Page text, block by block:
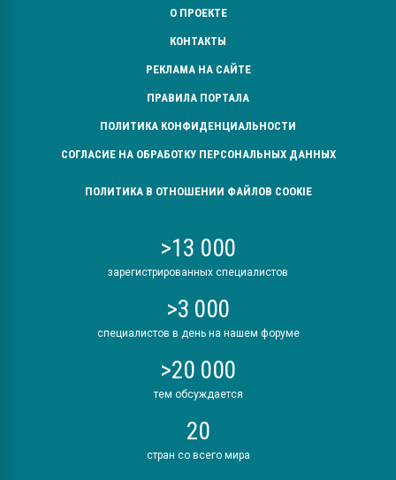
О ПРОЕКТЕ
КОНТАКТЫ
РЕКЛАМА НА САЙТЕ
ПРАВИЛА ПОРТАЛА
ПОЛИТИКА КОНФИДЕНЦИАЛЬНОСТИ
СОГЛАСИЕ НА ОБРАБОТКУ ПЕРСОНАЛЬНЫХ ДАННЫХ
ПОЛИТИКА В ОТНОШЕНИИ ФАЙЛОВ COOKIE
>13 000
зарегистрированных специалистов
>3 000
специалистов в день на нашем форуме
>20 000
тем обсуждается
20
стран со всего мира